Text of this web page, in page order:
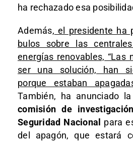
ha rechazado esa
Además, el presidente ha
bulos sobre las
energías renovables, “Las
ser una solución, han
porque estaban
También, ha anunciado
comisión de
Seguridad Nacional
para
del apagón, que estará